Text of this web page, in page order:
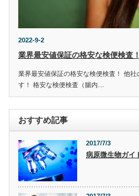
2022-9-2
業界最安値保証の格安な検便検査！
業界最安値保証の格安な検便検査！ 他
す！ 格安な検便検査（腸内…
おすすめ記事
2017/7/3
病原微生物ガイ